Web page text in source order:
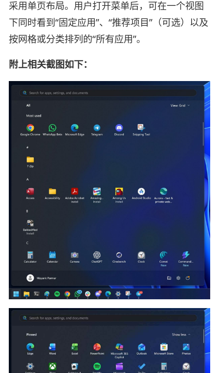
采用单页布局。用户打开菜单后，可在一个视图
下同时看到“固定应用”、“推荐项目”（可选）以及
按网格或分类排列的“所有应用”。
附上相关截图如下：